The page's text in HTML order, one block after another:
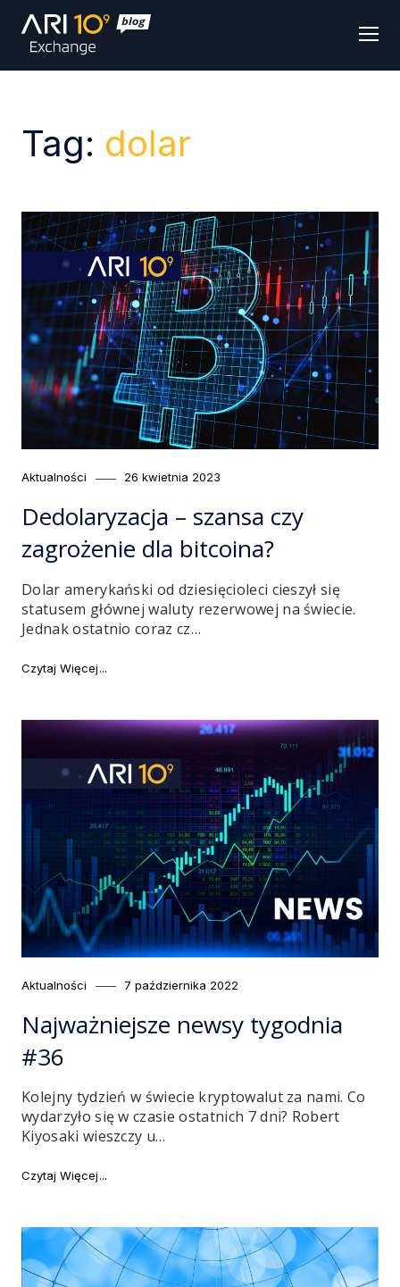
Tag: dolar
Category
Aktualności
Posted
26 kwietnia 2023
Dedolaryzacja – szansa czy
zagrożenie dla bitcoina?
Dolar amerykański od dziesięcioleci cieszył się
statusem głównej waluty rezerwowej na świecie.
Jednak ostatnio coraz cz…
Czytaj Więcej
Category
Aktualności
Posted
7 października 2022
Najważniejsze newsy tygodnia
#36
Kolejny tydzień w świecie kryptowalut za nami. Co
wydarzyło się w czasie ostatnich 7 dni? Robert
Kiyosaki wieszczy u…
Czytaj Więcej